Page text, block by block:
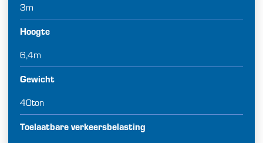
3m
Hoogte
6,4m
Gewicht
40ton
Toelaatbare verkeersbelasting